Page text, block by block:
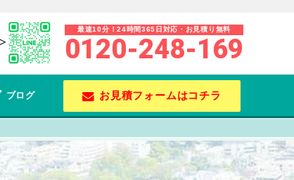
最速10分！24時間365日対応・お見積り無料
0120-248-169
ブログ お見積フォームはコチラ